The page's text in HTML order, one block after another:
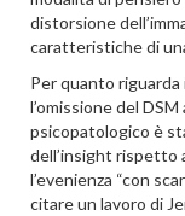
distorsione
caratteristiche di
Per quanto riguarda
l’omissione del
psicopatologico è
dell’insight rispetto
l’evenienza “con
citare un lavoro di